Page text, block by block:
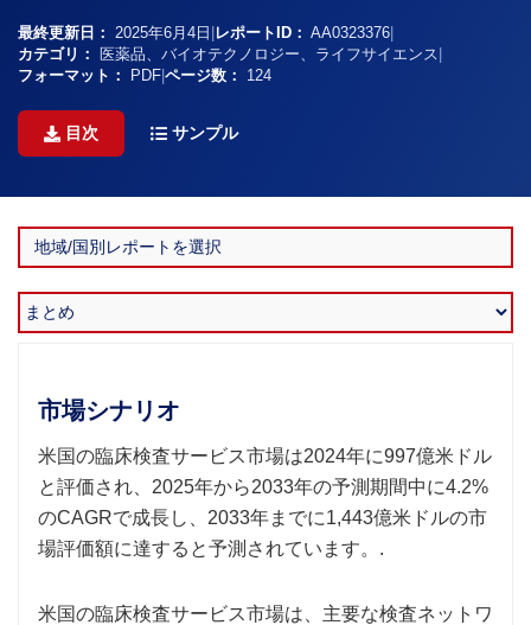
最終更新日： 2025年6月4日 レポートID： AA0323376
カテゴリ：
医薬品、バイオテクノロジー、ライフサイエンス
フォーマット：
PDF ページ数： 124
目次 サンプル
市場シナリオ
米国の臨床検査サービス市場は2024年に997億米ドル
と評価され、2025年から2033年の予測期間中に4.2%
のCAGRで成長し、2033年までに1,443億米ドルの市
場評価額に達すると予測されています。.
米国の臨床検査サービス市場は、主要な検査ネットワ